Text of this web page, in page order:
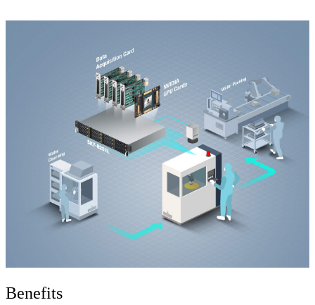
Benefits